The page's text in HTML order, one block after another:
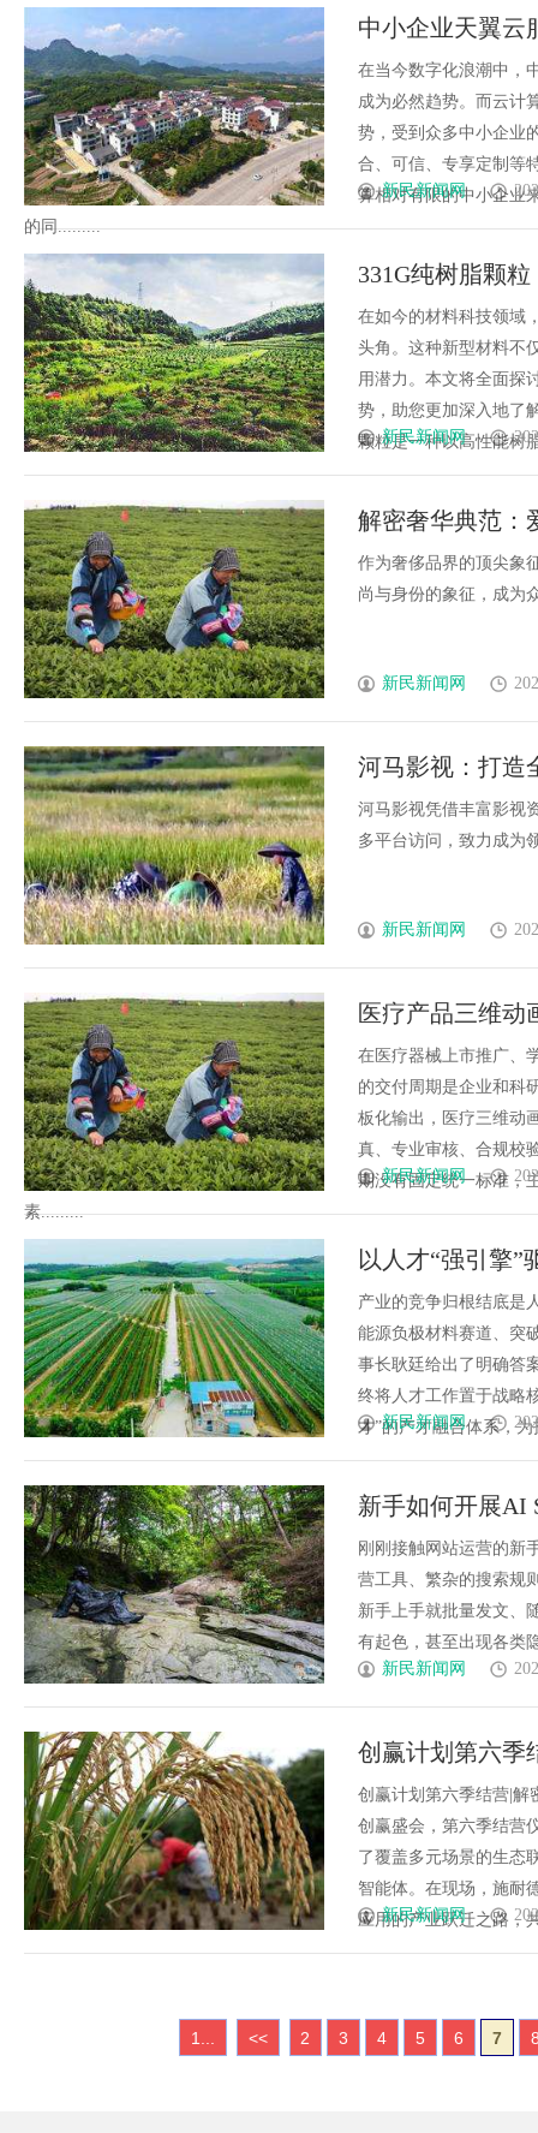
中小企业天翼云
源
在当今数字化浪潮中，
成为必然趋势。而云计
势，受到众多中小企业
合、可信、专享定制等
算相对有限的中小企业
的同.........
新民新闻网
331G纯树脂颗
在如今的材料科技领域
头角。这种新型材料不
用潜力。本文将全面探
势，助您更加深入地了
颗粒是一种以高性能树
新民新闻网
解密奢华典范：
作为奢侈品界的顶尖象
尚与身份的象征，成为
新民新闻网
河马影视：打造
河马影视凭借丰富影视
多平台访问，致力成为
新民新闻网
医疗产品三维动
在医疗器械上市推广、
的交付周期是企业和科
板化输出，医疗三维动
真、专业审核、合规校
期没有固定统一标准，
素.........
新民新闻网
以人才“强引擎
耿廷
产业的竞争归根结底是
能源负极材料赛道、突
事长耿廷给出了明确答
终将人才工作置于战略
才”的产才融合体系，
新民新闻网
新手如何开展AI
刚刚接触网站运营的新
营工具、繁杂的搜索规
新手上手就批量发文、
有起色，甚至出现各类
新民新闻网
创赢计划第六季
径
创赢计划第六季结营|解
创赢盛会，第六季结营
了覆盖多元场景的生态
智能体。在现场，施耐
应用的产业跃迁之路，
新民新闻网
1... << 2 3 4 5 6 7